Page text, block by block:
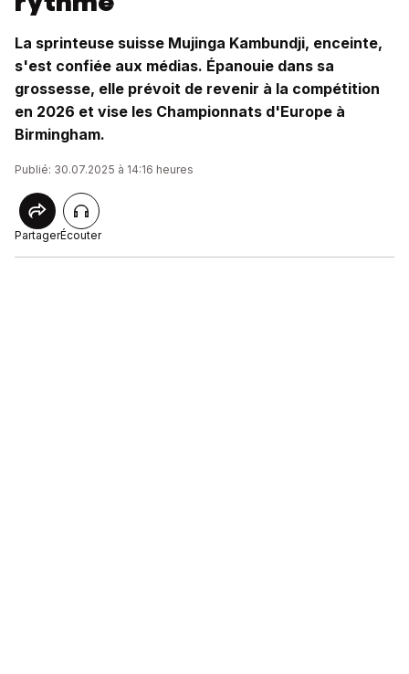
La sprinteuse suisse Mujinga Kambundji, enceinte,
s'est confiée aux médias. Épanouie dans sa
grossesse, elle prévoit de revenir à la compétition
en 2026 et vise les Championnats d'Europe à
Birmingham.
Publié: 30.07.2025 à 14:16 heures
PartagerÉcouter